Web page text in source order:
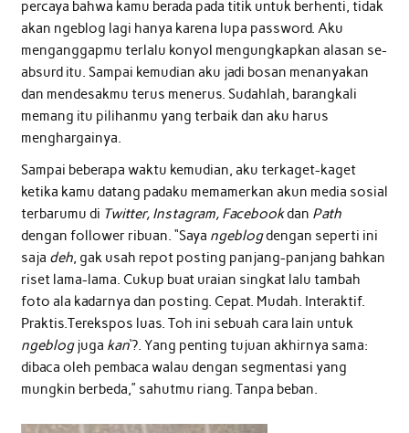
percaya bahwa kamu berada pada titik untuk berhenti, tidak
akan ngeblog lagi hanya karena lupa password. Aku
menganggapmu terlalu konyol mengungkapkan alasan se-
absurd itu. Sampai kemudian aku jadi bosan menanyakan
dan mendesakmu terus menerus. Sudahlah, barangkali
memang itu pilihanmu yang terbaik dan aku harus
menghargainya.
Sampai beberapa waktu kemudian, aku terkaget-kaget
ketika kamu datang padaku memamerkan akun media sosial
terbarumu di Twitter, Instagram, Facebookdan Path
dengan follower ribuan. “Saya ngeblogdengan seperti ini
saja deh, gak usah repot posting panjang-panjang bahkan
riset lama-lama. Cukup buat uraian singkat lalu tambah
foto ala kadarnya dan posting. Cepat. Mudah. Interaktif.
Praktis.Terekspos luas. Toh ini sebuah cara lain untuk
ngeblogjuga kan‘?. Yang penting tujuan akhirnya sama:
dibaca oleh pembaca walau dengan segmentasi yang
mungkin berbeda,” sahutmu riang. Tanpa beban.